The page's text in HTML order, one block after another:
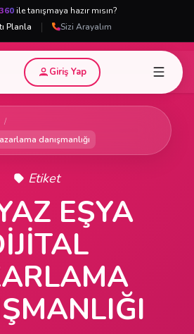
ile tanışmaya hazır mısın?
Planla
| Sizi Arayalım
Giriş Yap
/
danışmanlığı
Etiket
EŞYA